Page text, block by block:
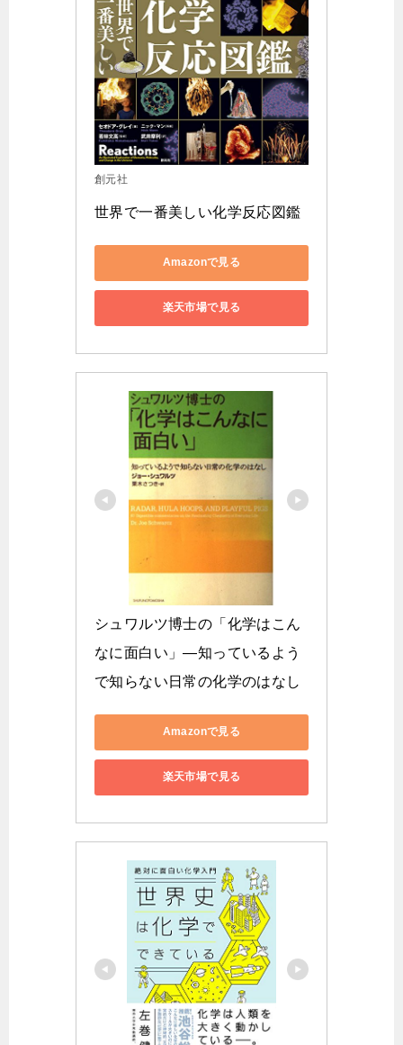
創元社
世界で一番美しい化学反応図鑑
Amazonで見る
楽天市場で見る
シュワルツ博士の「化学はこん
なに面白い」―知っているよう
で知らない日常の化学のはなし
Amazonで見る
楽天市場で見る